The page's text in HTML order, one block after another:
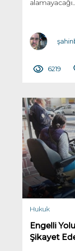
6219
Hukuk
Engelli
Şikayet